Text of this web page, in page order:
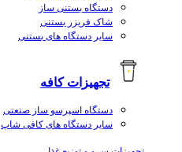
دستگاه بستنی ساز
شاک فریزر بستنی
سایر دستگاه های بستنی
تجهیزات کافه
دستگاه اسپرسو ساز صنعتی
سایر دستگاه های کافی شاپ